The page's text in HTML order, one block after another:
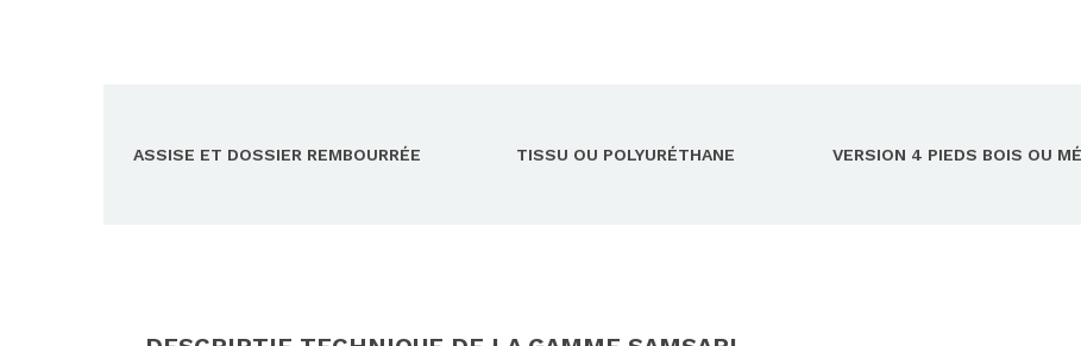
ASSISE ET DOSSIER REMBOURRÉE TISSU OU POLYURÉTHANE VERSION 4 PIEDS BOIS OU